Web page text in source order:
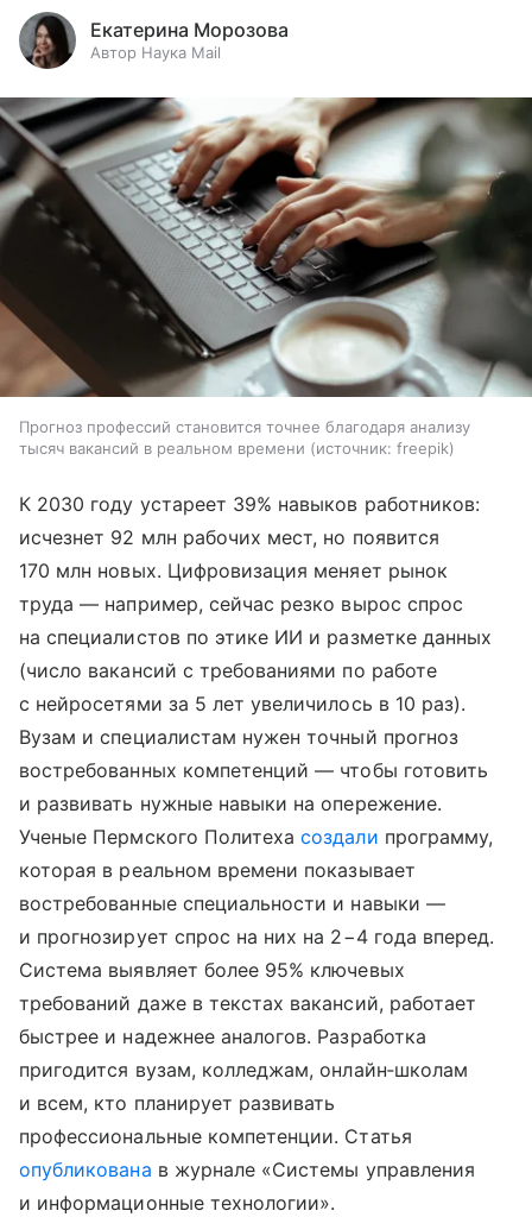
Екатерина Морозова
Автор Наука Mail
Прогноз профессий становится точнее благодаря анализу
тысяч вакансий в реальном времени
источник: freepik
К 2030 году устареет 39% навыков работников:
исчезнет 92 млн рабочих мест, но появится
170 млн новых. Цифровизация меняет рынок
труда — например, сейчас резко вырос спрос
на специалистов по этике ИИ и разметке данных
(число вакансий с требованиями по работе
с нейросетями за 5 лет увеличилось в 10 раз).
Вузам и специалистам нужен точный прогноз
востребованных компетенций — чтобы готовить
и развивать нужные навыки на опережение.
Ученые Пермского Политехасоздали программу,
которая в реальном времени показывает
востребованные специальности и навыки —
и прогнозирует спрос на них на 2−4 года вперед.
Система выявляет более 95% ключевых
требований даже в текстах вакансий, работает
быстрее и надежнее аналогов. Разработка
пригодится вузам, колледжам, онлайн‑школам
и всем, кто планирует развивать
профессиональные компетенции. Статья
опубликована в журнале «Системы управления
и информационные технологии».